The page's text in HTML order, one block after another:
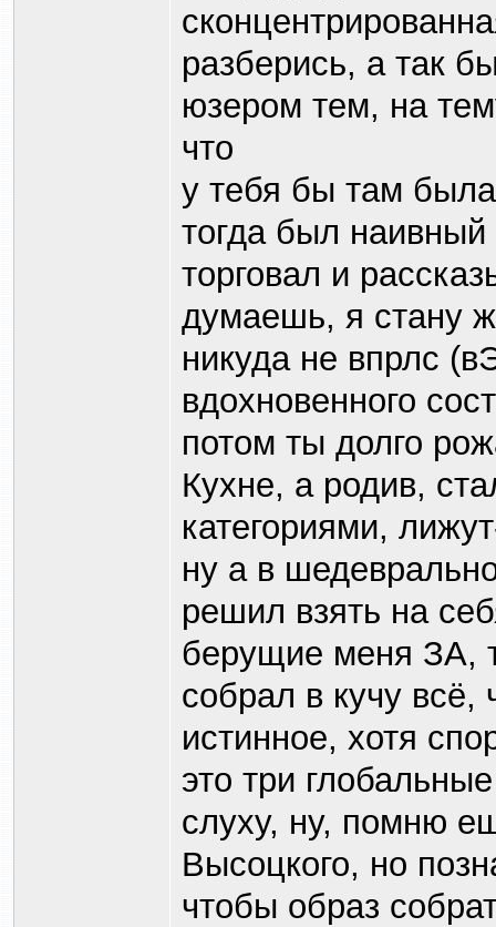
разберись, а так
юзером тем, на
что
у тебя бы там
тогда был
торговал и
думаешь, я стану
никуда не впрлс
вдохновенного
потом ты долго
Кухне, а родив,
категориями,
ну а в
решил взять на
берущие меня ЗА,
собрал в кучу
истинное, хотя
это три
слуху, ну, помню
Высоцкого, но
чтобы образ